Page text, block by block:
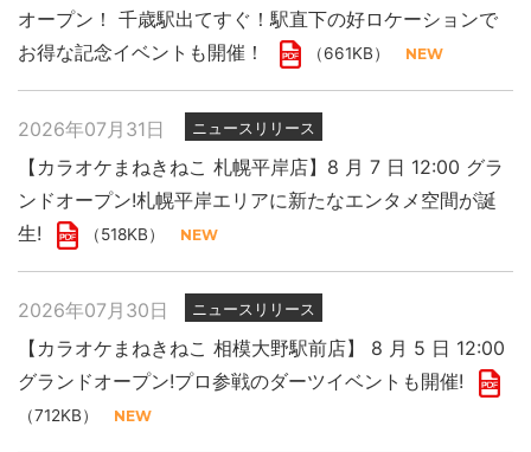
オープン！ 千歳駅出てすぐ！駅直下の好ロケーションで
お得な記念イベントも開催！
（661KB）
2026年07月31日 ニュースリリース
【カラオケまねきねこ 札幌平岸店】8 月 7 日 12:00 グラ
ンドオープン!札幌平岸エリアに新たなエンタメ空間が誕
生!
（518KB）
2026年07月30日 ニュースリリース
【カラオケまねきねこ 相模大野駅前店】 8 月 5 日 12:00
グランドオープン!プロ参戦のダーツイベントも開催!
（712KB）